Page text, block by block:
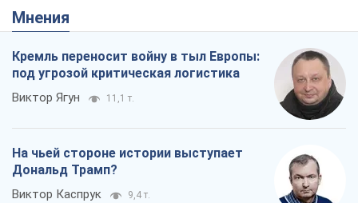
Мнения
Кремль переносит войну в тыл Европы:
под угрозой критическая логистика
Виктор Ягун 11,1 т.
На чьей стороне истории выступает
Дональд Трамп?
Виктор Каспрук 9,4 т.